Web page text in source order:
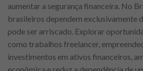
aumentar a segurança financeira. No
brasileiros dependem exclusivamente
pode ser arriscado. Explorar
como trabalhos freelancer,
investimentos em ativos financeiros,